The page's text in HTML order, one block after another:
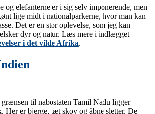
og elefanterne er i sig selv imponerende, men
lige midt i nationalparkerne, hvor man kan
Det er en stor oplevelse, som jeg kan
dyr og natur. Læs mere i indlægget
i det vilde Afrika.
til nabostaten Tamil Nadu ligger
Her er bjerge, tæt skov og åbne sletter. De